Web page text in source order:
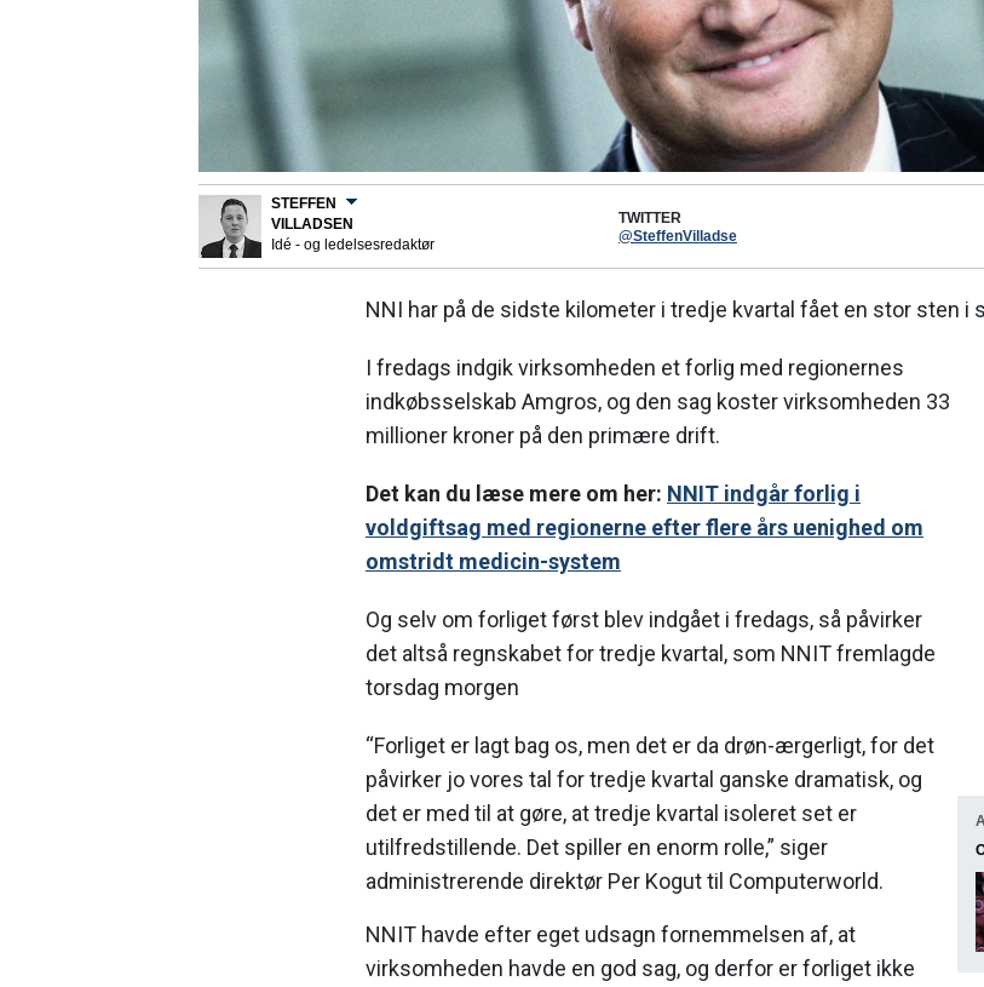
STEFFEN
VILLADSEN
Idé - og ledelsesredaktør
TWITTER
@SteffenVilladse
NNI har på de sidste kilometer i tredje kvartal fået en stor sten i
I fredags indgik virksomheden et forlig med regionernes
indkøbsselskab Amgros, og den sag koster virksomheden 33
millioner kroner på den primære drift.
Det kan du læse mere om her: NNIT indgår forlig i
voldgiftsag med regionerne efter flere års uenighed om
omstridt medicin-system
Og selv om forliget først blev indgået i fredags, så påvirker
det altså regnskabet for tredje kvartal, som NNIT fremlagde
torsdag morgen
“Forliget er lagt bag os, men det er da drøn-ærgerligt, for det
påvirker jo vores tal for tredje kvartal ganske dramatisk, og
det er med til at gøre, at tredje kvartal isoleret set er
utilfredstillende. Det spiller en enorm rolle,” siger
administrerende direktør Per Kogut til Computerworld.
NNIT havde efter eget udsagn fornemmelsen af, at
virksomheden havde en god sag, og derfor er forliget ikke